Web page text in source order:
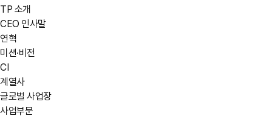
TP 소개
CEO 인사말
연혁
미션·비전
CI
계열사
글로벌 사업장
사업부문